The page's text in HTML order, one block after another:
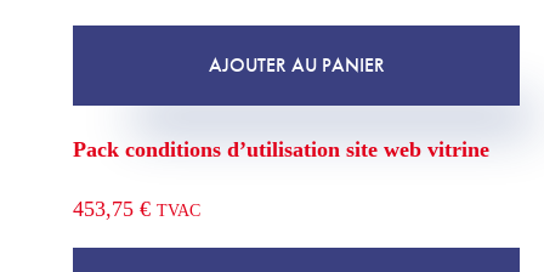
AJOUTER AU PANIER
Pack conditions d’utilisation site web vitrine
453,75 € TVAC